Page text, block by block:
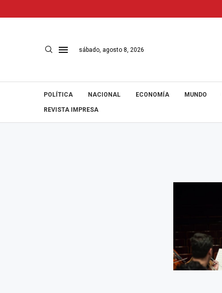
sábado, agosto 8, 2026
POLÍTICA NACIONAL ECONOMÍA MUNDO
REVISTA IMPRESA